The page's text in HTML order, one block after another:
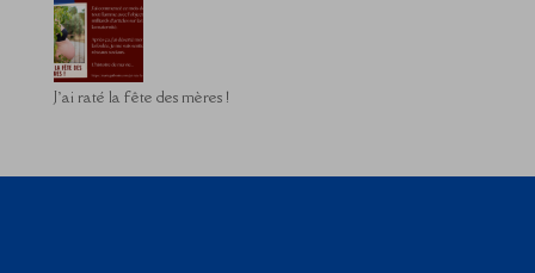
J’ai raté la fête des mères !